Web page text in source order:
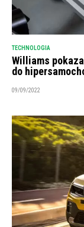
TECHNOLOGIA
Williams
do
09/09/2022